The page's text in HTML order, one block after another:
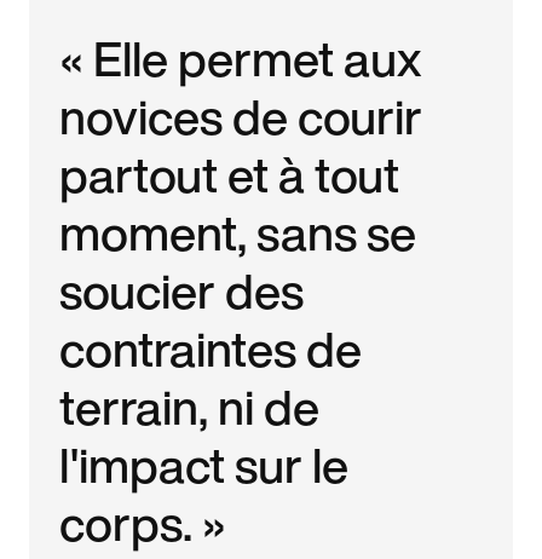
« Elle permet aux
novices de courir
partout et à tout
moment, sans se
soucier des
contraintes de
terrain, ni de
l'impact sur le
corps. »